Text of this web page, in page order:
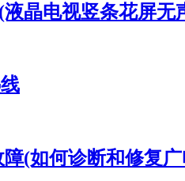
晶电视竖条花屏无
(如何诊断和修复